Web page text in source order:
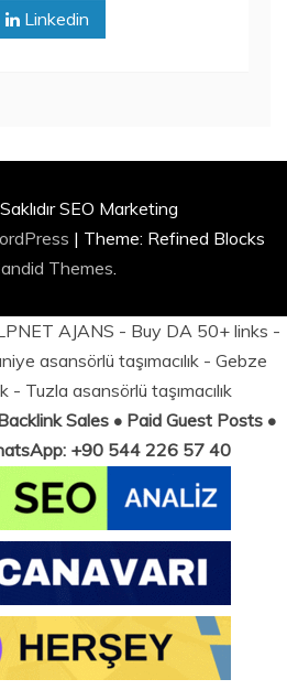
Linkedin
SEO Marketing
| Theme: Refined Blocks
Themes.
AJANS - Buy DA 50+ links -
asansörlü taşımacılık - Gebze
- Tuzla asansörlü taşımacılık
Sales • Paid Guest Posts •
+90 544 226 57 40